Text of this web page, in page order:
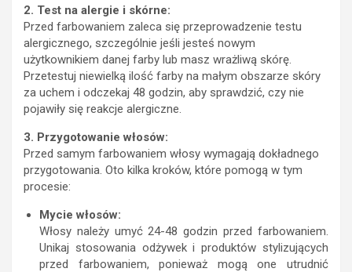
2. Test na alergie i skórne:
Przed farbowaniem zaleca się przeprowadzenie testu
alergicznego, szczególnie jeśli jesteś nowym
użytkownikiem danej farby lub masz wrażliwą skórę.
Przetestuj niewielką ilość farby na małym obszarze skóry
za uchem i odczekaj 48 godzin, aby sprawdzić, czy nie
pojawiły się reakcje alergiczne.
3. Przygotowanie włosów:
Przed samym farbowaniem włosy wymagają dokładnego
przygotowania. Oto kilka kroków, które pomogą w tym
procesie:
Mycie włosów:
Włosy należy umyć 24-48 godzin przed farbowaniem.
Unikaj stosowania odżywek i produktów stylizujących
przed farbowaniem, ponieważ mogą one utrudnić